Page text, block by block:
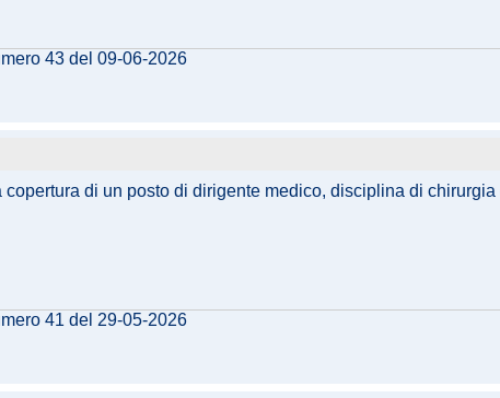
43 del 09-06-2026
di un posto di dirigente medico, disciplina di chirurgia
41 del 29-05-2026